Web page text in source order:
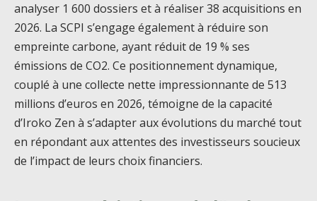
analyser 1 600 dossiers et à réaliser 38 acquisitions en
2026. La SCPI s’engage également à réduire son
empreinte carbone, ayant réduit de 19 % ses
émissions de CO2. Ce positionnement dynamique,
couplé à une collecte nette impressionnante de 513
millions d’euros en 2026, témoigne de la capacité
d’Iroko Zen à s’adapter aux évolutions du marché tout
en répondant aux attentes des investisseurs soucieux
de l’impact de leurs choix financiers.